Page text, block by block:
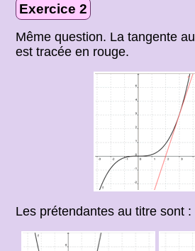
Exercice 2
Même question. La tangente au
est tracée en rouge.
Les prétendantes au titre sont :